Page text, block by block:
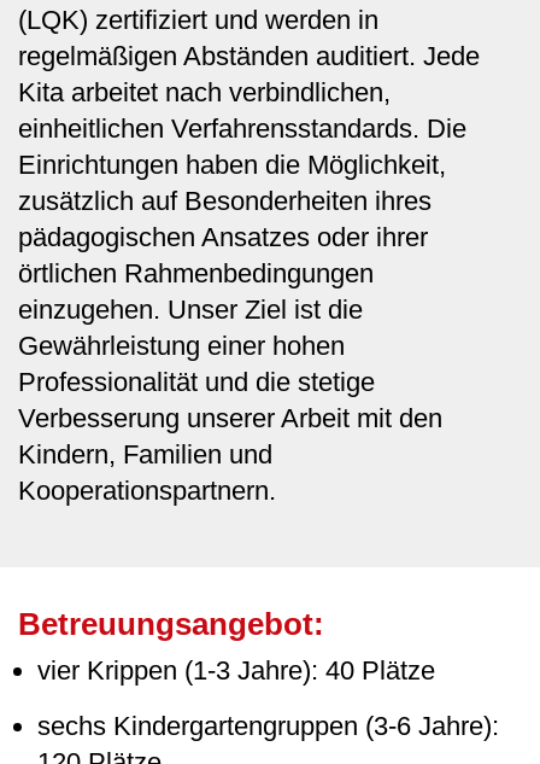
(LQK) zertifiziert und werden in
regelmäßigen Abständen auditiert. Jede
Kita arbeitet nach verbindlichen,
einheitlichen Verfahrensstandards. Die
Einrichtungen haben die Möglichkeit,
zusätzlich auf Besonderheiten ihres
pädagogischen Ansatzes oder ihrer
örtlichen Rahmenbedingungen
einzugehen. Unser Ziel ist die
Gewährleistung einer hohen
Professionalität und die stetige
Verbesserung unserer Arbeit mit den
Kindern, Familien und
Kooperationspartnern.
Betreuungsangebot:
vier Krippen (1-3 Jahre): 40 Plätze
sechs Kindergartengruppen (3-6 Jahre):